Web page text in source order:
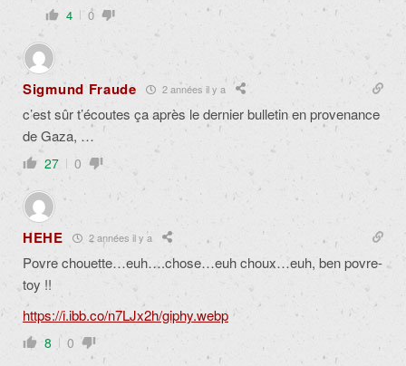
4 0
Sigmund Fraude 2 années il y a
c’est sûr t’écoutes ça après le dernier bulletin en provenance
de Gaza, …
27 0
HEHE 2 années il y a
Povre chouette…euh….chose…euh choux…euh, ben povre-
toy !!
https://i.ibb.co/n7LJx2h/giphy.webp
8 0